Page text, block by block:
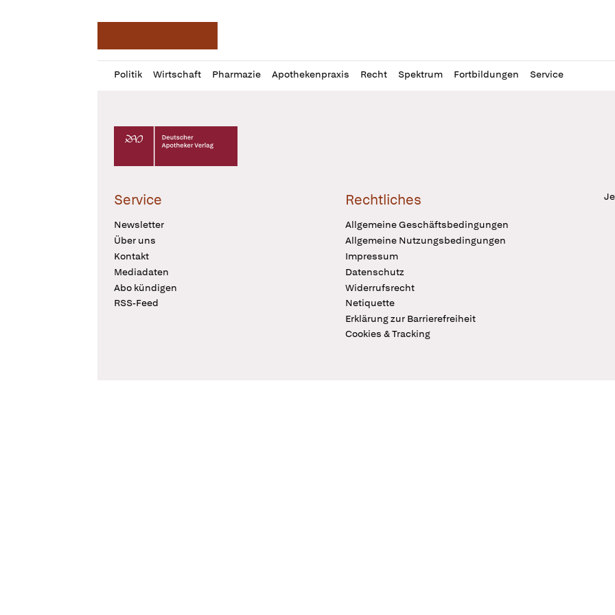
Politik Wirtschaft Pharmazie Apothekenpraxis Recht Spektrum Fortbildungen Service
Profil
öffnen
Daz
Pur
Deutscher Apotheker Verlag Logo
Service
Newsletter
Über uns
Kontakt
Mediadaten
Abo kündigen
RSS-Feed
Rechtliches
Allgemeine Geschäftsbedingungen
Allgemeine Nutzungsbedingungen
Impressum
Datenschutz
Widerrufsrecht
Netiquette
Erklärung zur Barrierefreiheit
Cookies & Tracking